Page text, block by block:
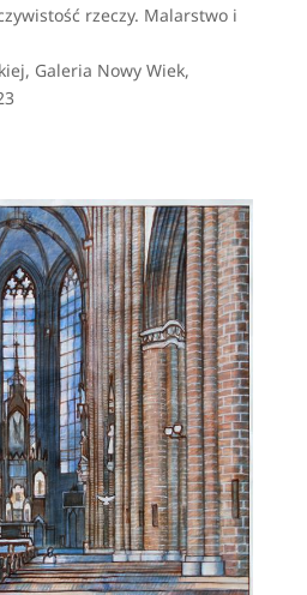
rzeczy. Malarstwo i
Galeria Nowy Wiek,